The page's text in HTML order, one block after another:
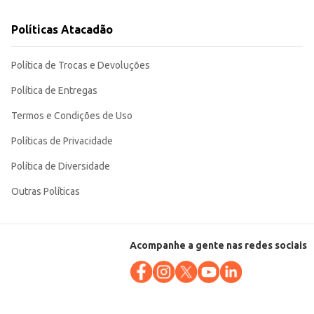
Políticas Atacadão
Política de Trocas e Devoluções
Política de Entregas
Termos e Condições de Uso
Políticas de Privacidade
Política de Diversidade
Outras Políticas
Acompanhe a gente nas redes sociais